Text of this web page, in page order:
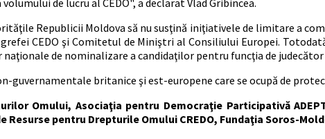
de lucru al CEDO", a declarat Vlad Gribincea.
Republicii Moldova să nu susţină iniţiativele de limitare a
CEDO şi Comitetul de Miniştri al Consiliului Europei.
de nominalizare a candidaţilor pentru funcţia de judecător
guvernamentale britanice şi est-europene care se ocupă de
Omului, Asociaţia pentru Democraţie Participativă
Resurse pentru Drepturile Omului CREDO, Fundaţia Soros-